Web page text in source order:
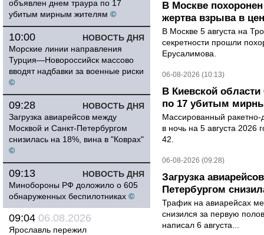
объявлен днем траура по 17
убитым мирным жителям ©
НОВОСТЬ ДНЯ
10:00
Морские линии направления
Турция—Новороссийск массово
вводят надбавки за военные риски
©
НОВОСТЬ ДНЯ
09:28
Загрузка авиарейсов между
Москвой и Санкт-Петербургом
снизилась на 18%, вина в "Коврах"
©
НОВОСТЬ ДНЯ
09:13
Минобороны РФ доложило о 605
обнаруженных беспилотниках ©
09:04 06.08.2026
Ярославль пережил
В Москве
жертва взрыва в
В Москве 5 августа на
секретности прошли
Ерусалимова.
06-08-2026 (10:13)
В Киевской
по 17 убитым
Массированный ракетно-
в ночь на 5 августа 2026
42.
06-08-2026 (09:28)
Загрузка
Петербургом
Трафик на авиарейсах
снизился за первую
написал 6 августа...